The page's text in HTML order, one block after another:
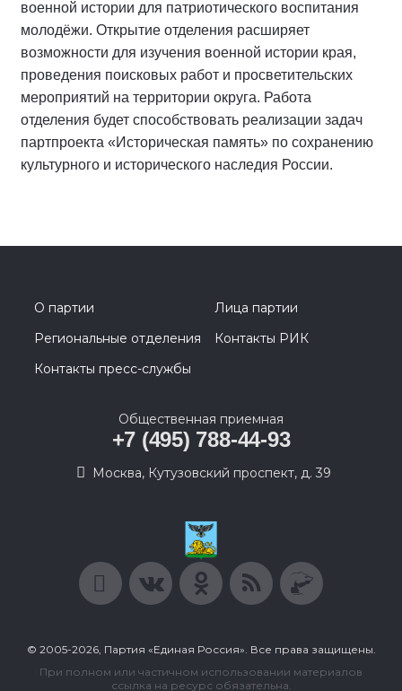
военной истории для патриотического воспитания
молодёжи. Открытие отделения расширяет
возможности для изучения военной истории края,
проведения поисковых работ и просветительских
мероприятий на территории округа. Работа
отделения будет способствовать реализации задач
партпроекта «Историческая память» по сохранению
культурного и исторического наследия России.
О партии
Лица партии
Региональные отделения
Контакты РИК
Контакты пресс-службы
Общественная приемная
+7 (495) 788-44-93
Москва, Кутузовский проспект, д. 39
© 2005-2026, Партия «Единая Россия». Все права защищены.
При полном или частичном использовании материалов
ссылка на ресурс обязательна.